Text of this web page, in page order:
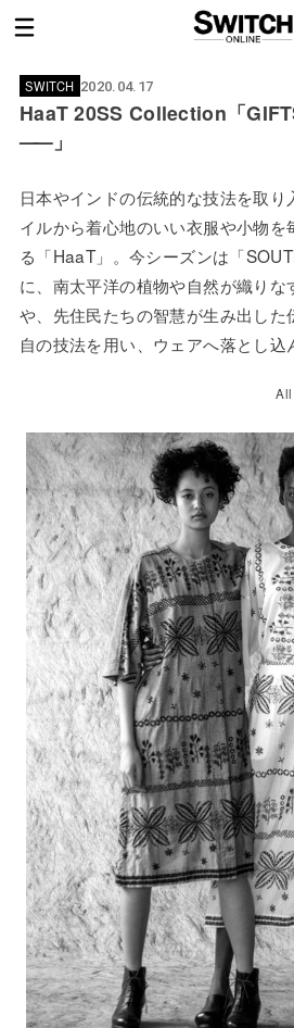
SWITCH 2020.04.17
HaaT 20SS Collection「
——」
日本やインドの伝統的な技法を取り
イルから着心地のいい衣服や小物
る「HaaT」。今シーズンは「
に、南太平洋の植物や自然が織り
や、先住民たちの智慧が生み出し
自の技法を用い、ウェアへ落とし込
All